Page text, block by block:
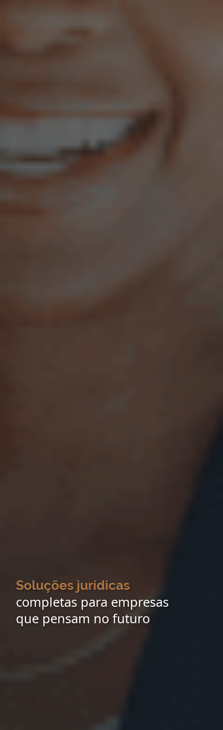
Soluções jurídicas
completas para empresas
que pensam no futuro